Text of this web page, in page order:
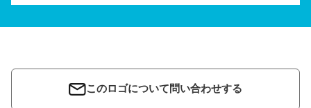
このロゴについて問い合わせする